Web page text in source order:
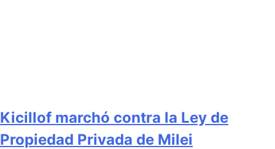
Kicillof marchó contra la Ley de
Propiedad Privada de Milei